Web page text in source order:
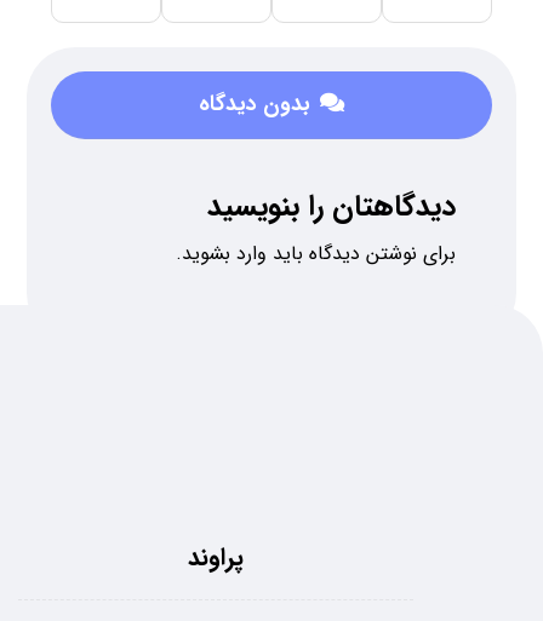
بدون دیدگاه
دیدگاهتان را بنویسید
برای نوشتن دیدگاه باید وارد بشوید.
پراوند